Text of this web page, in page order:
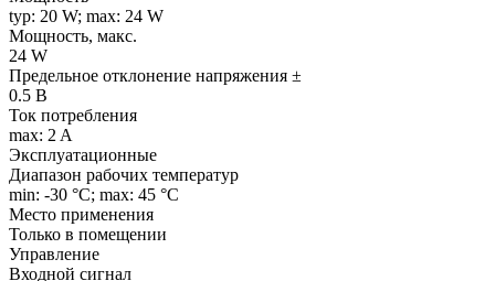
typ: 20 W; max: 24 W
Мощность, макс.
24 W
Предельное отклонение напряжения ±
0.5 В
Ток потребления
max: 2 A
Эксплуатационные
Диапазон рабочих температур
min: -30 °C; max: 45 °C
Место применения
Только в помещении
Управление
Входной сигнал